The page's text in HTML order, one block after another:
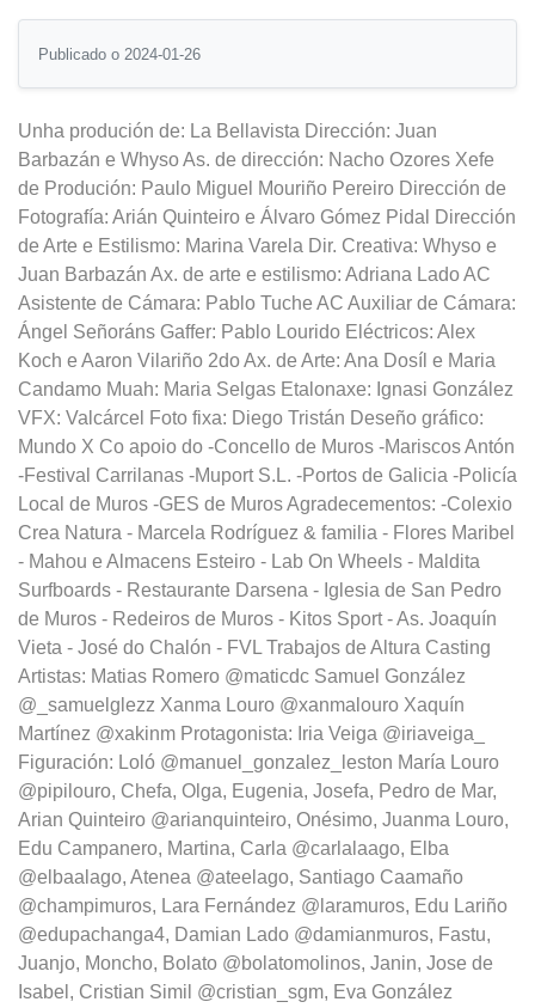
Publicado o 2024-01-26
Unha produción de: La Bellavista‬ Dirección: Juan
Barbazán e Whyso As. de dirección: Nacho Ozores Xefe
de Produción: Paulo Miguel Mouriño Pereiro Dirección de
Fotografía: Arián Quinteiro e Álvaro Gómez Pidal Dirección
de Arte e Estilismo: Marina Varela Dir. Creativa: Whyso e
Juan Barbazán Ax. de arte e estilismo: Adriana Lado AC
Asistente de Cámara: Pablo Tuche AC Auxiliar de Cámara:
Ángel Señoráns Gaffer: Pablo Lourido Eléctricos: Alex
Koch e Aaron Vilariño 2do Ax. de Arte: Ana Dosíl e Maria
Candamo Muah: Maria Selgas Etalonaxe: Ignasi González
VFX: Valcárcel Foto fixa: Diego Tristán Deseño gráfico:
Mundo X Co apoio do -Concello de Muros -Mariscos Antón
-Festival Carrilanas -Muport S.L. -Portos de Galicia -Policía
Local de Muros -GES de Muros Agradecementos: -Colexio
Crea Natura - Marcela Rodríguez & familia - Flores Maribel
- Mahou e Almacens Esteiro - Lab On Wheels - Maldita
Surfboards - Restaurante Darsena - Iglesia de San Pedro
de Muros - Redeiros de Muros - Kitos Sport - As. Joaquín
Vieta - José do Chalón - FVL Trabajos de Altura Casting‬
Artistas: Matias Romero @maticdc Samuel González
@_samuelglezz Xanma Louro @xanmalouro Xaquín
Martínez @xakinm Protagonista: Iria Veiga @iriaveiga_
Figuración: Loló @manuel_gonzalez_leston María Louro
@pipilouro, Chefa, Olga, Eugenia, Josefa, Pedro de Mar,
Arian Quinteiro @arianquinteiro, Onésimo, Juanma Louro,
Edu Campanero, Martina, Carla @carlalaago, Elba
@elbaalago, Atenea @ateelago, Santiago Caamaño
@champimuros, Lara Fernández @laramuros, Edu Lariño
@edupachanga4, Damian Lado @damianmuros, Fastu,
Juanjo, Moncho, Bolato @bolatomolinos, Janin, Jose de
Isabel, Cristian Simil @cristian_sgm, Eva González